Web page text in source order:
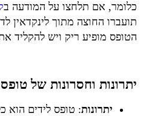
כלומר, אם תלחצו על המודעה ב
תועברו החוצה מתוך לינקדאין
הטופס מופיע ריק ויש להקליד
יתרונות וחסרונות של
יתרונות: טופס לידים הוא